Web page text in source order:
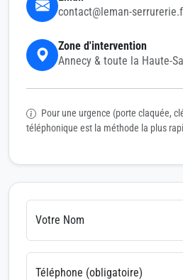
contact@leman-
Zone d'intervention
Annecy & toute la Haute-
Pour une urgence (porte claquée,
téléphonique est la méthode la plus
Votre Nom
Téléphone (obligatoire)